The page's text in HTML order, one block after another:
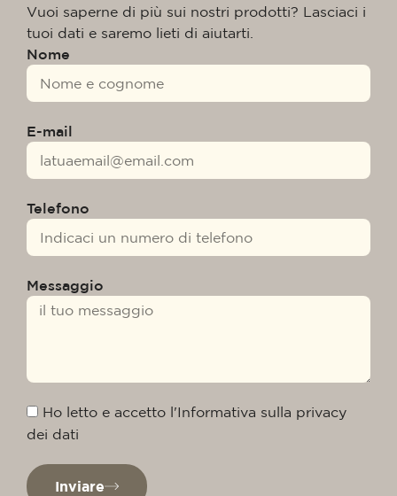
Vuoi saperne di più sui nostri prodotti? Lasciaci i
tuoi dati e saremo lieti di aiutarti.
Nome
E-mail
Telefono
Messaggio
Ho letto e accetto l'Informativa sulla privacy
dei dati
Inviare